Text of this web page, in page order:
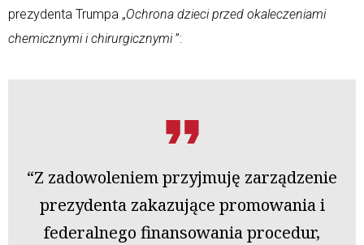
prezydenta Trumpa „Ochrona dzieci przed okaleczeniami
chemicznymi i chirurgicznymi”:
“Z zadowoleniem przyjmuję zarządzenie
prezydenta zakazujące promowania i
federalnego finansowania procedur,